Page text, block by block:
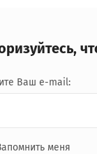
Ваш e-mail:
меня